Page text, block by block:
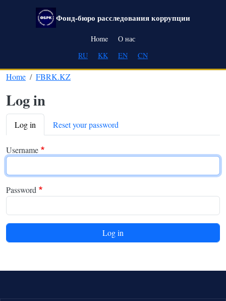
Skip to main content
Фонд-бюро расследования коррупции
Main navigation
Home
О нас
RU
KK EN CN
Home FBRK.KZ
Log in
Primary tabs
Log in Reset your password
Username
Password